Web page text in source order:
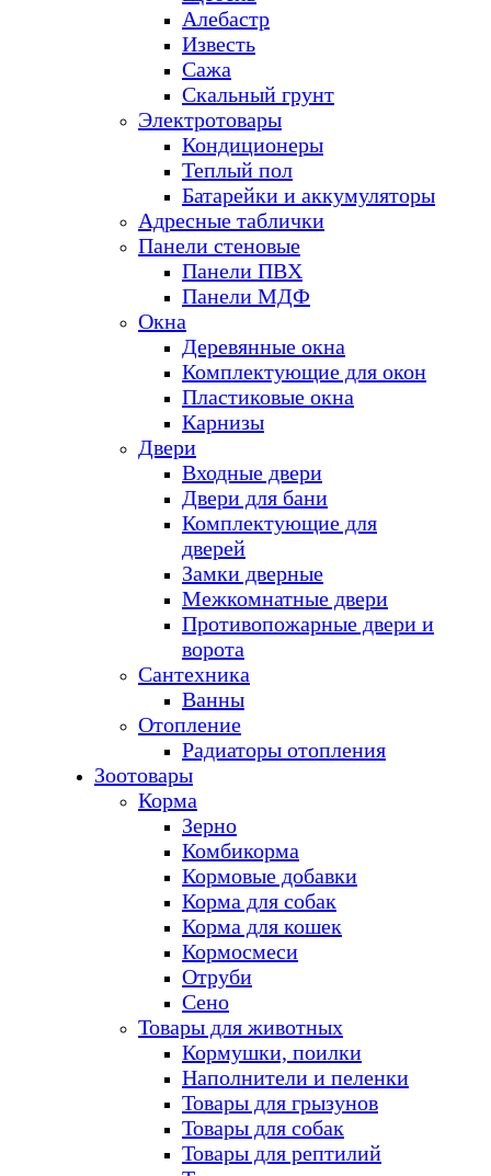
Алебастр
Известь
Сажа
Скальный грунт
Электротовары
Кондиционеры
Теплый пол
Батарейки и аккумуляторы
Адресные таблички
Панели стеновые
Панели ПВХ
Панели МДФ
Окна
Деревянные окна
Комплектующие для окон
Пластиковые окна
Карнизы
Двери
Входные двери
Двери для бани
Комплектующие для
дверей
Замки дверные
Межкомнатные двери
Противопожарные двери и
ворота
Сантехника
Ванны
Отопление
Радиаторы отопления
Зоотовары
Корма
Зерно
Комбикорма
Кормовые добавки
Корма для собак
Корма для кошек
Кормосмеси
Отруби
Сено
Товары для животных
Кормушки, поилки
Наполнители и пеленки
Товары для грызунов
Товары для собак
Товары для рептилий